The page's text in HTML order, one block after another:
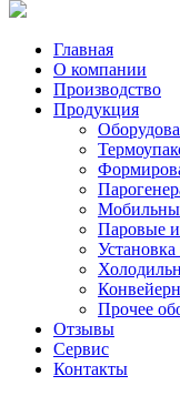
Главная
О компании
Производство
Продукция
Паровые
Прочее
Отзывы
Сервис
Контакты